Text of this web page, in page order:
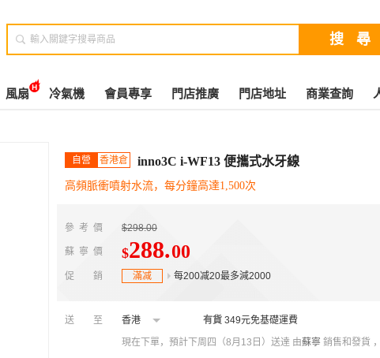

風扇 冷氣機 會員專享 門店推廣 門店地址 商業查詢
自營 香港倉 inno3C i-WF13 便攜式水牙線
高頻脈衝噴射水流，每分鐘高達1,500次
參考價 $298.00
蘇寧價 $288.00
促銷 滿减 每200减20最多減2000
送至 香港 有貨 349元免基礎運費
現在下單，預計下周四（8月13日）送達 由蘇寧 銷售和發貨